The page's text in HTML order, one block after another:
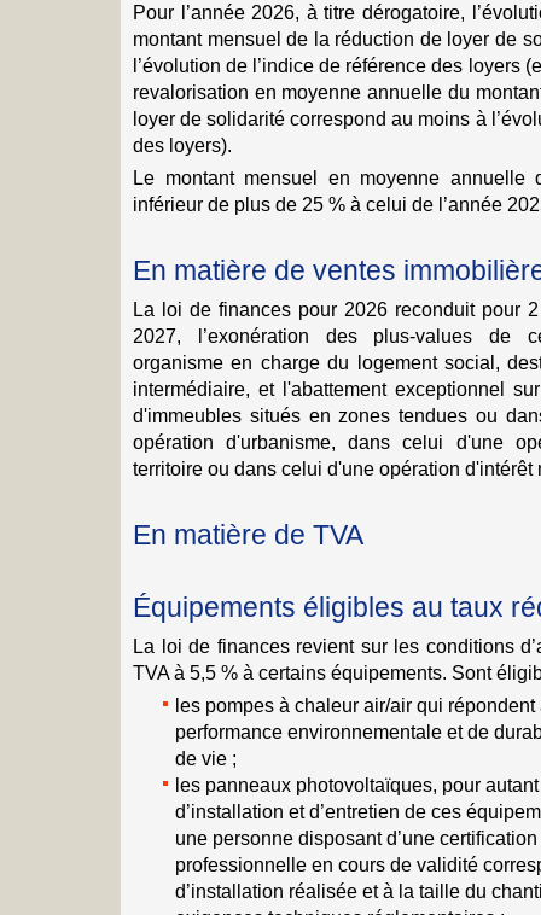
Pour l’année 2026, à titre dérogatoire,
montant mensuel de la réduction de loyer de
l’évolution de l’indice de référence des loyers
revalorisation en moyenne annuelle du
loyer de solidarité correspond au moins à
des loyers).
Le montant mensuel en moyenne
inférieur de plus de 25 % à celui de l’année
En matière de ventes
La loi de finances pour 2026 reconduit pour
2027, l’exonération des plus-values de
organisme en charge du logement social,
intermédiaire, et l'abattement exceptionnel
d'immeubles situés en zones tendues ou
opération d'urbanisme, dans celui d'une
territoire ou dans celui d'une opération d'intérêt
En matière de TVA
Équipements éligibles au taux
La loi de finances revient sur les conditions
TVA à 5,5 % à certains équipements. Sont
les pompes à chaleur air/air qui
performance environnementale et de
de vie ;
les panneaux photovoltaïques, pour
d’installation et d’entretien de ces
une personne disposant d’une
professionnelle en cours de validité
d’installation réalisée et à la taille du